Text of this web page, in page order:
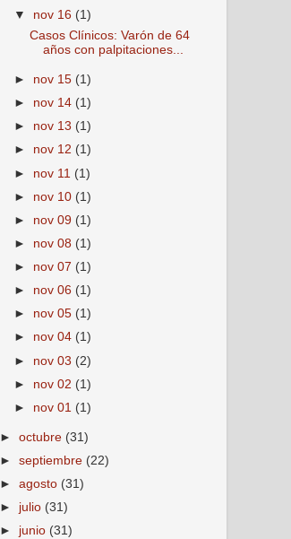
▼ nov 16 (1)
Casos Clínicos: Varón de 64
años con palpitaciones...
► nov 15 (1)
► nov 14 (1)
► nov 13 (1)
► nov 12 (1)
► nov 11 (1)
► nov 10 (1)
► nov 09 (1)
► nov 08 (1)
► nov 07 (1)
► nov 06 (1)
► nov 05 (1)
► nov 04 (1)
► nov 03 (2)
► nov 02 (1)
► nov 01 (1)
►octubre (31)
►septiembre (22)
►agosto (31)
► julio (31)
► junio (31)